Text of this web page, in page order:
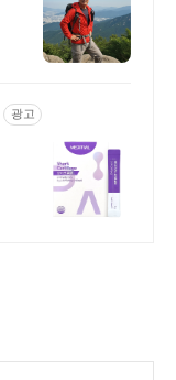
광고